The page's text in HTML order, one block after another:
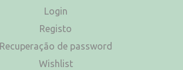
Login
Registo
Recuperação de password
Wishlist